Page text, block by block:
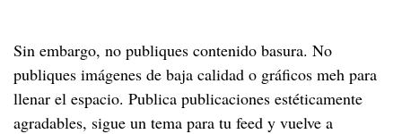
Sin embargo, no publiques contenido basura. No
publiques imágenes de baja calidad o gráficos meh para
llenar el espacio. Publica publicaciones estéticamente
agradables, sigue un tema para tu feed y vuelve a